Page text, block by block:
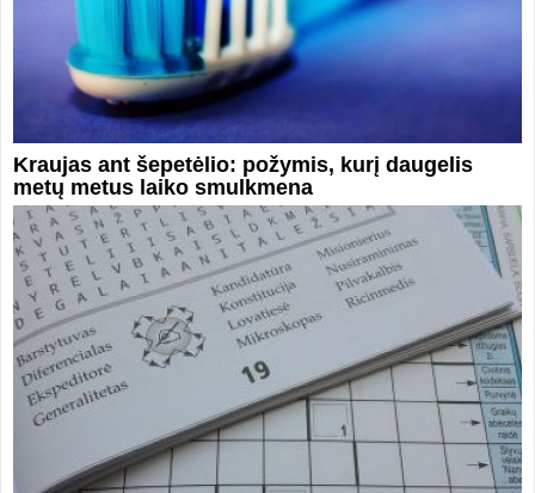
Kraujas ant šepetėlio: požymis, kurį daugelis
metų metus laiko smulkmena